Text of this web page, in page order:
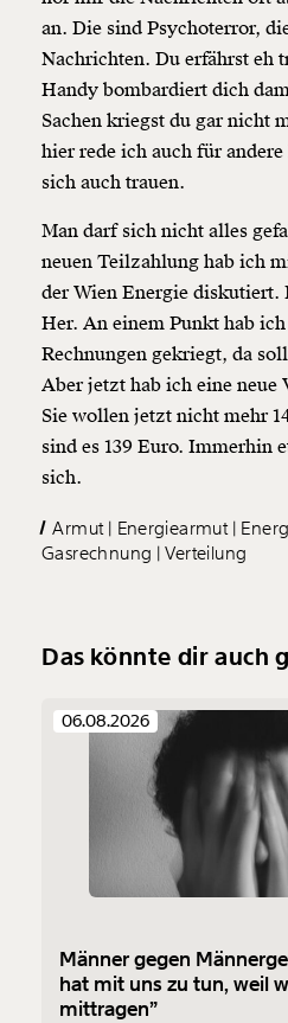
an. Die sind Psychoterror,
Nachrichten. Du erfährst eh
Handy bombardiert dich
Sachen kriegst du gar nicht
hier rede ich auch für
sich auch trauen.
Man darf sich nicht alles
neuen Teilzahlung hab ich
der Wien Energie diskutiert.
Her. An einem Punkt hab
Rechnungen gekriegt, da
Aber jetzt hab ich eine neue
Sie wollen jetzt nicht mehr
sind es 139 Euro. Immerhin
sich.
Armut Energiearmut
Gasrechnung
Verteilung
Das könnte dir auch
06.08.2026
Männer gegen
hat mit uns zu tun, weil
mittragen”